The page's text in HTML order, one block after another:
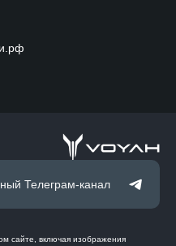
Телеграм-канал
сайте, включая изображения